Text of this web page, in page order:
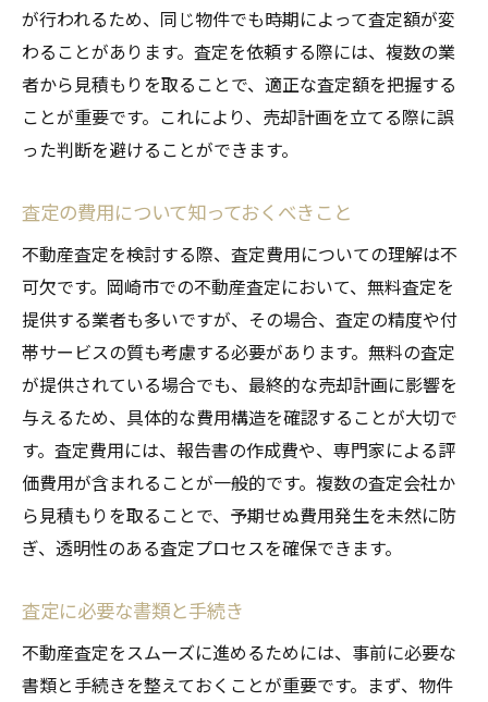
が行われるため、同じ物件でも時期によって査定額が変
わることがあります。査定を依頼する際には、複数の業
者から見積もりを取ることで、適正な査定額を把握する
ことが重要です。これにより、売却計画を立てる際に誤
った判断を避けることができます。
査定の費用について知っておくべきこと
不動産査定を検討する際、査定費用についての理解は不
可欠です。岡崎市での不動産査定において、無料査定を
提供する業者も多いですが、その場合、査定の精度や付
帯サービスの質も考慮する必要があります。無料の査定
が提供されている場合でも、最終的な売却計画に影響を
与えるため、具体的な費用構造を確認することが大切で
す。査定費用には、報告書の作成費や、専門家による評
価費用が含まれることが一般的です。複数の査定会社か
ら見積もりを取ることで、予期せぬ費用発生を未然に防
ぎ、透明性のある査定プロセスを確保できます。
査定に必要な書類と手続き
不動産査定をスムーズに進めるためには、事前に必要な
書類と手続きを整えておくことが重要です。まず、物件